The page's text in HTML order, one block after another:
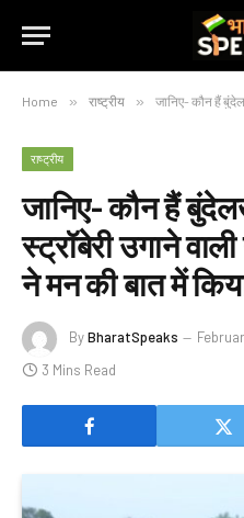
Home » राष्ट्रीय » जानिए- कौन हैं बुंदेलखंड की
राष्ट्रीय
जानिए- कौन हैं
स्ट्रॉबेरी उगाने
ने मन की बात में
ByBharatSpeaks
3 Mins Read